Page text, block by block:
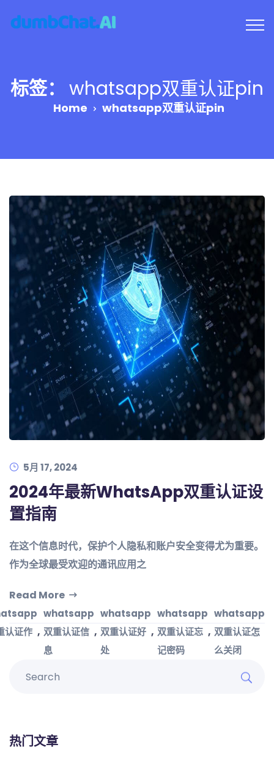
标签： whatsapp双重认证pin
Home whatsapp双重认证pin
5月 17, 2024
2024年最新WhatsApp双重认证设
置指南
在这个信息时代，保护个人隐私和账户安全变得尤为重要。
作为全球最受欢迎的通讯应用之
Read More
认证作 ,
whatsapp
双重认证信
息
,
whatsapp
双重认证好
处
,
whatsapp
双重认证忘
记密码
,
whatsapp
双重认证怎
么关闭
热门文章